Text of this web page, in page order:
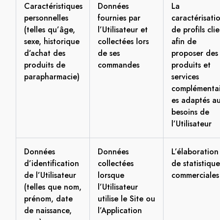
Caractéristiques
personnelles
(telles qu’âge,
sexe, historique
d’achat des
produits de
parapharmacie)
Données
fournies par
l’Utilisateur et
collectées lors
de ses
commandes
La
de profils
afin de
proposer des
produits et
services
es adaptés
besoins de
l’Utilisateur
Données
d’identification
de l’Utilisateur
(telles que nom,
prénom, date
de naissance,
Données
collectées
lorsque
l’Utilisateur
utilise le Site ou
l’Application
L’élaboration
de
commerciales